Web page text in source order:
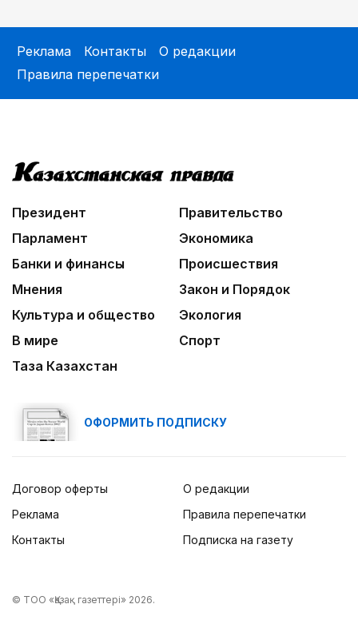
Реклама Контакты
О редакции
Правила перепечатки
Президент
Правительство
Парламент
Экономика
Банки и финансы
Происшествия
Мнения
Закон и Порядок
Культура и общество
Экология
В мире
Спорт
Таза Казахстан
ОФОРМИТЬ ПОДПИСКУ
Договор оферты
Реклама
Контакты
О редакции
Правила перепечатки
Подписка на газету
© ТОО «Қазақ газеттері» 2026.